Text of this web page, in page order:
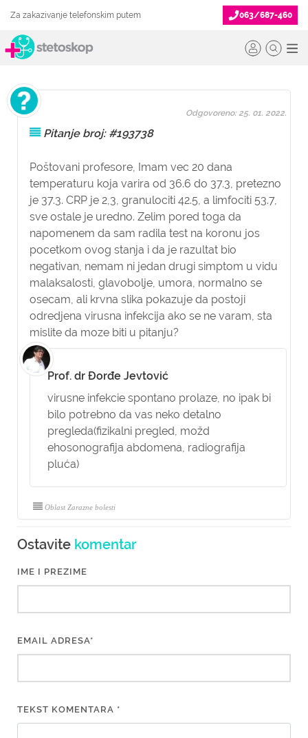
Za zakazivanje telefonskim putem 063/687-460
Pitanje broj: #193738
Poštovani profesore, Imam vec 20 dana
temperaturu koja varira od 36.6 do 37.3, pretezno
je 37.3. CRP je 2,3, granulociti 42.5, a limfociti 53.7,
sve ostale je uredno. Zelim pored toga da
napomenem da sam radila test na koronu jos
pocetkom ovog stanja i da je razultat bio
negativan, nemam ni jedan drugi simptom u vidu
malaksalosti, glavobolje, umora, normalno se
osecam, ali krvna slika pokazuje da postoji
odredjena virusna infekcija ako se ne varam, sta
mislite da moze biti u pitanju?
Odgovoreno: 25. 01. 2022.
Prof. dr Đorđe Jevtović
virusne infekcie spontano prolaze, no ipak bi
bilo potrebno da vas neko detalno
pregleda(fizikalni pregled, možd
ehosonografija abdomena, radiografija
pluća)
Oblast Zarazne bolesti
Ostavite komentar
IME I PREZIME
EMAIL ADRESA*
TEKST KOMENTARA *